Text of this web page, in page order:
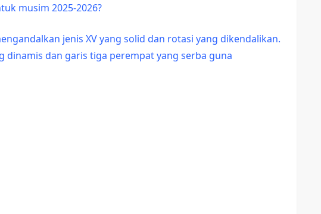
musim 2025-2026?
jenis XV yang solid dan rotasi yang dikendalikan.
dinamis dan garis tiga perempat yang serba guna